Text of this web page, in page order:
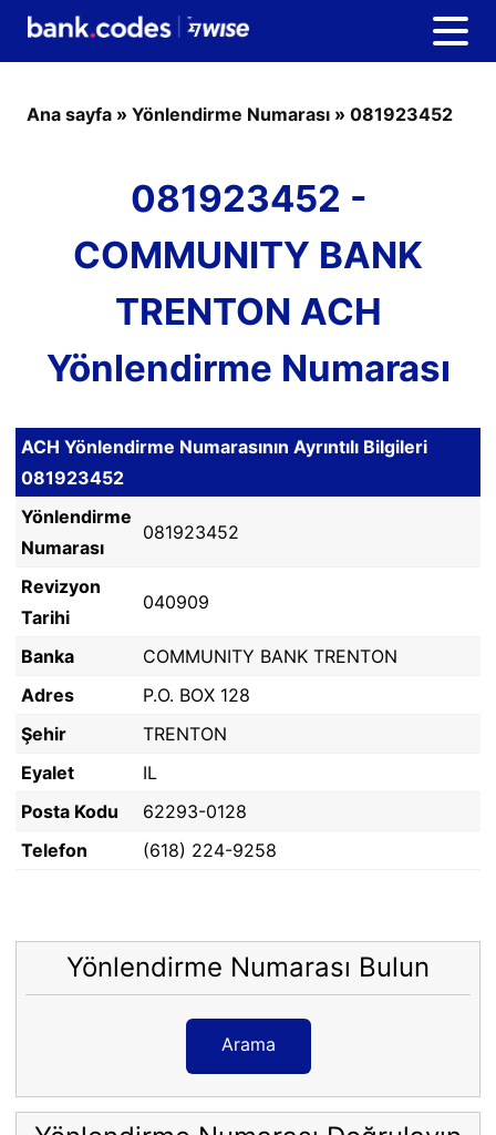
Ana sayfa » Yönlendirme Numarası » 081923452
081923452 -
COMMUNITY BANK
TRENTON ACH
Yönlendirme Numarası
ACH Yönlendirme Numarasının Ayrıntılı Bilgileri
081923452
Yönlendirme
Numarası
081923452
Revizyon
Tarihi
040909
Banka
COMMUNITY BANK TRENTON
Adres
P.O. BOX 128
Şehir
TRENTON
Eyalet
IL
Posta Kodu
62293-0128
Telefon
(618) 224-9258
Yönlendirme Numarası Bulun
Arama